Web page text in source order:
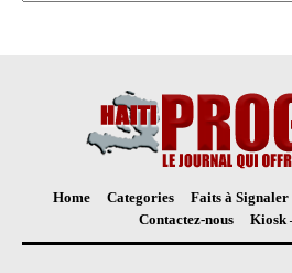
Home Categories Faits à Signaler
Contactez-nous
Kiosk